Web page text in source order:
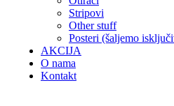
Stripovi
Other stuff
Posteri (šaljemo
AKCIJA
O nama
Kontakt